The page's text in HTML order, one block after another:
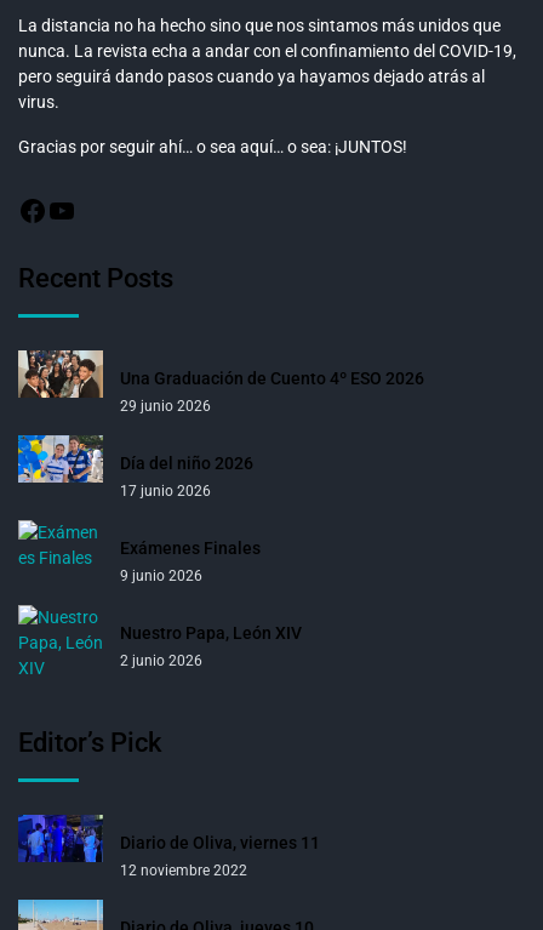
La distancia no ha hecho sino que nos sintamos más unidos que
nunca. La revista echa a andar con el confinamiento del COVID-19,
pero seguirá dando pasos cuando ya hayamos dejado atrás al
virus.
Gracias por seguir ahí… o sea aquí… o sea: ¡JUNTOS!
Recent Posts
Una Graduación de Cuento 4º ESO 2026
29 junio 2026
Día del niño 2026
17 junio 2026
Exámenes Finales
9 junio 2026
Nuestro Papa, León XIV
2 junio 2026
Editor’s Pick
Diario de Oliva, viernes 11
12 noviembre 2022